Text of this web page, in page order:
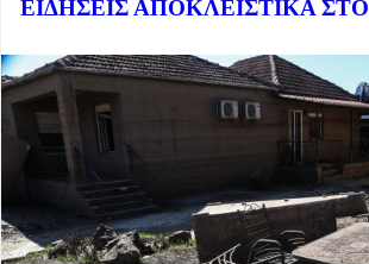
ΕΙΔΗΣΕΙΣ ΑΠΟΚΛΕΙΣΤΙΚΑ ΣΤΟ